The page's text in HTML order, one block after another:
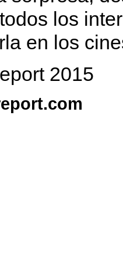
los
en los
2015